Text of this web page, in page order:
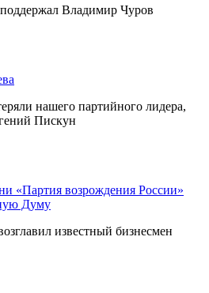
Владимир Чуров
нашего партийного лидера,
Пискун
«Партия возрождения России»
Думу
известный бизнесмен